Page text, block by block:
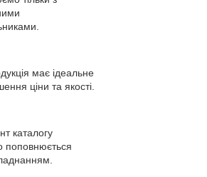
має ідеальне
ціни та якості.
каталогу
поповнюється